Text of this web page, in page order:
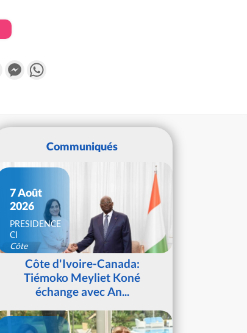
Gmail Messenger
Communiqués
7 Août
2026
PRESIDENCE
CI
Côte
d'IvoireCôte d'Ivoire-Canada:
Tiémoko Meyliet Koné
échange avec An...